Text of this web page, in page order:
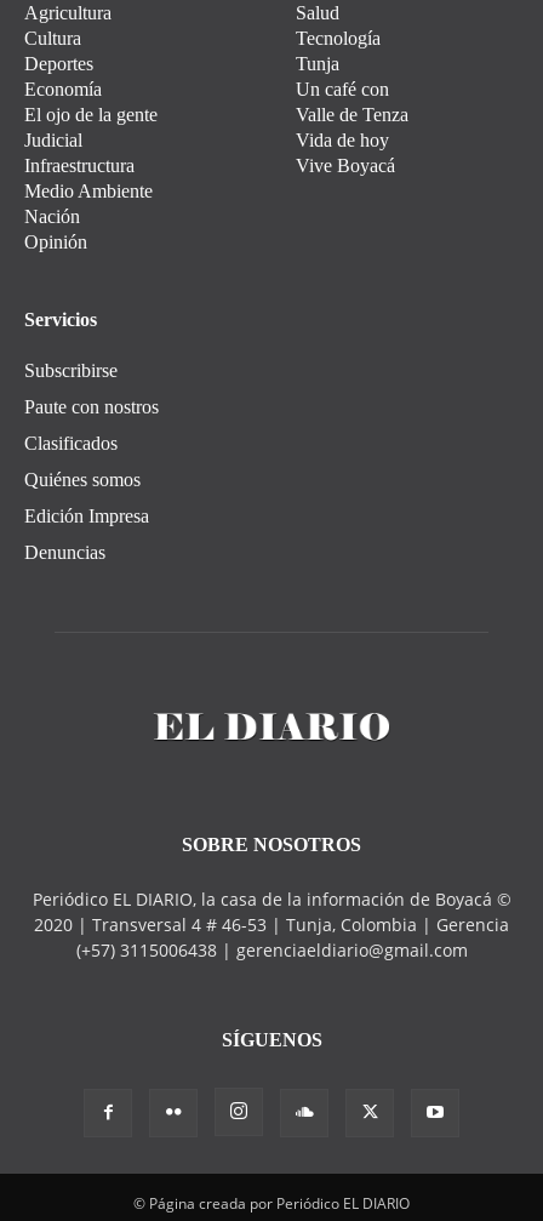
Agricultura
Cultura
Deportes
Economía
El ojo de la gente
Judicial
Infraestructura
Medio Ambiente
Nación
Opinión
Salud
Tecnología
Tunja
Un café con
Valle de Tenza
Vida de hoy
Vive Boyacá
Servicios
Subscribirse
Paute con nostros
Clasificados
Quiénes somos
Edición Impresa
Denuncias
SOBRE NOSOTROS
Periódico EL DIARIO, la casa de la información de Boyacá ©
2020 | Transversal 4 # 46-53 | Tunja, Colombia | Gerencia
(+57) 3115006438 | gerenciaeldiario@gmail.com
SÍGUENOS
© Página creada por Periódico EL DIARIO